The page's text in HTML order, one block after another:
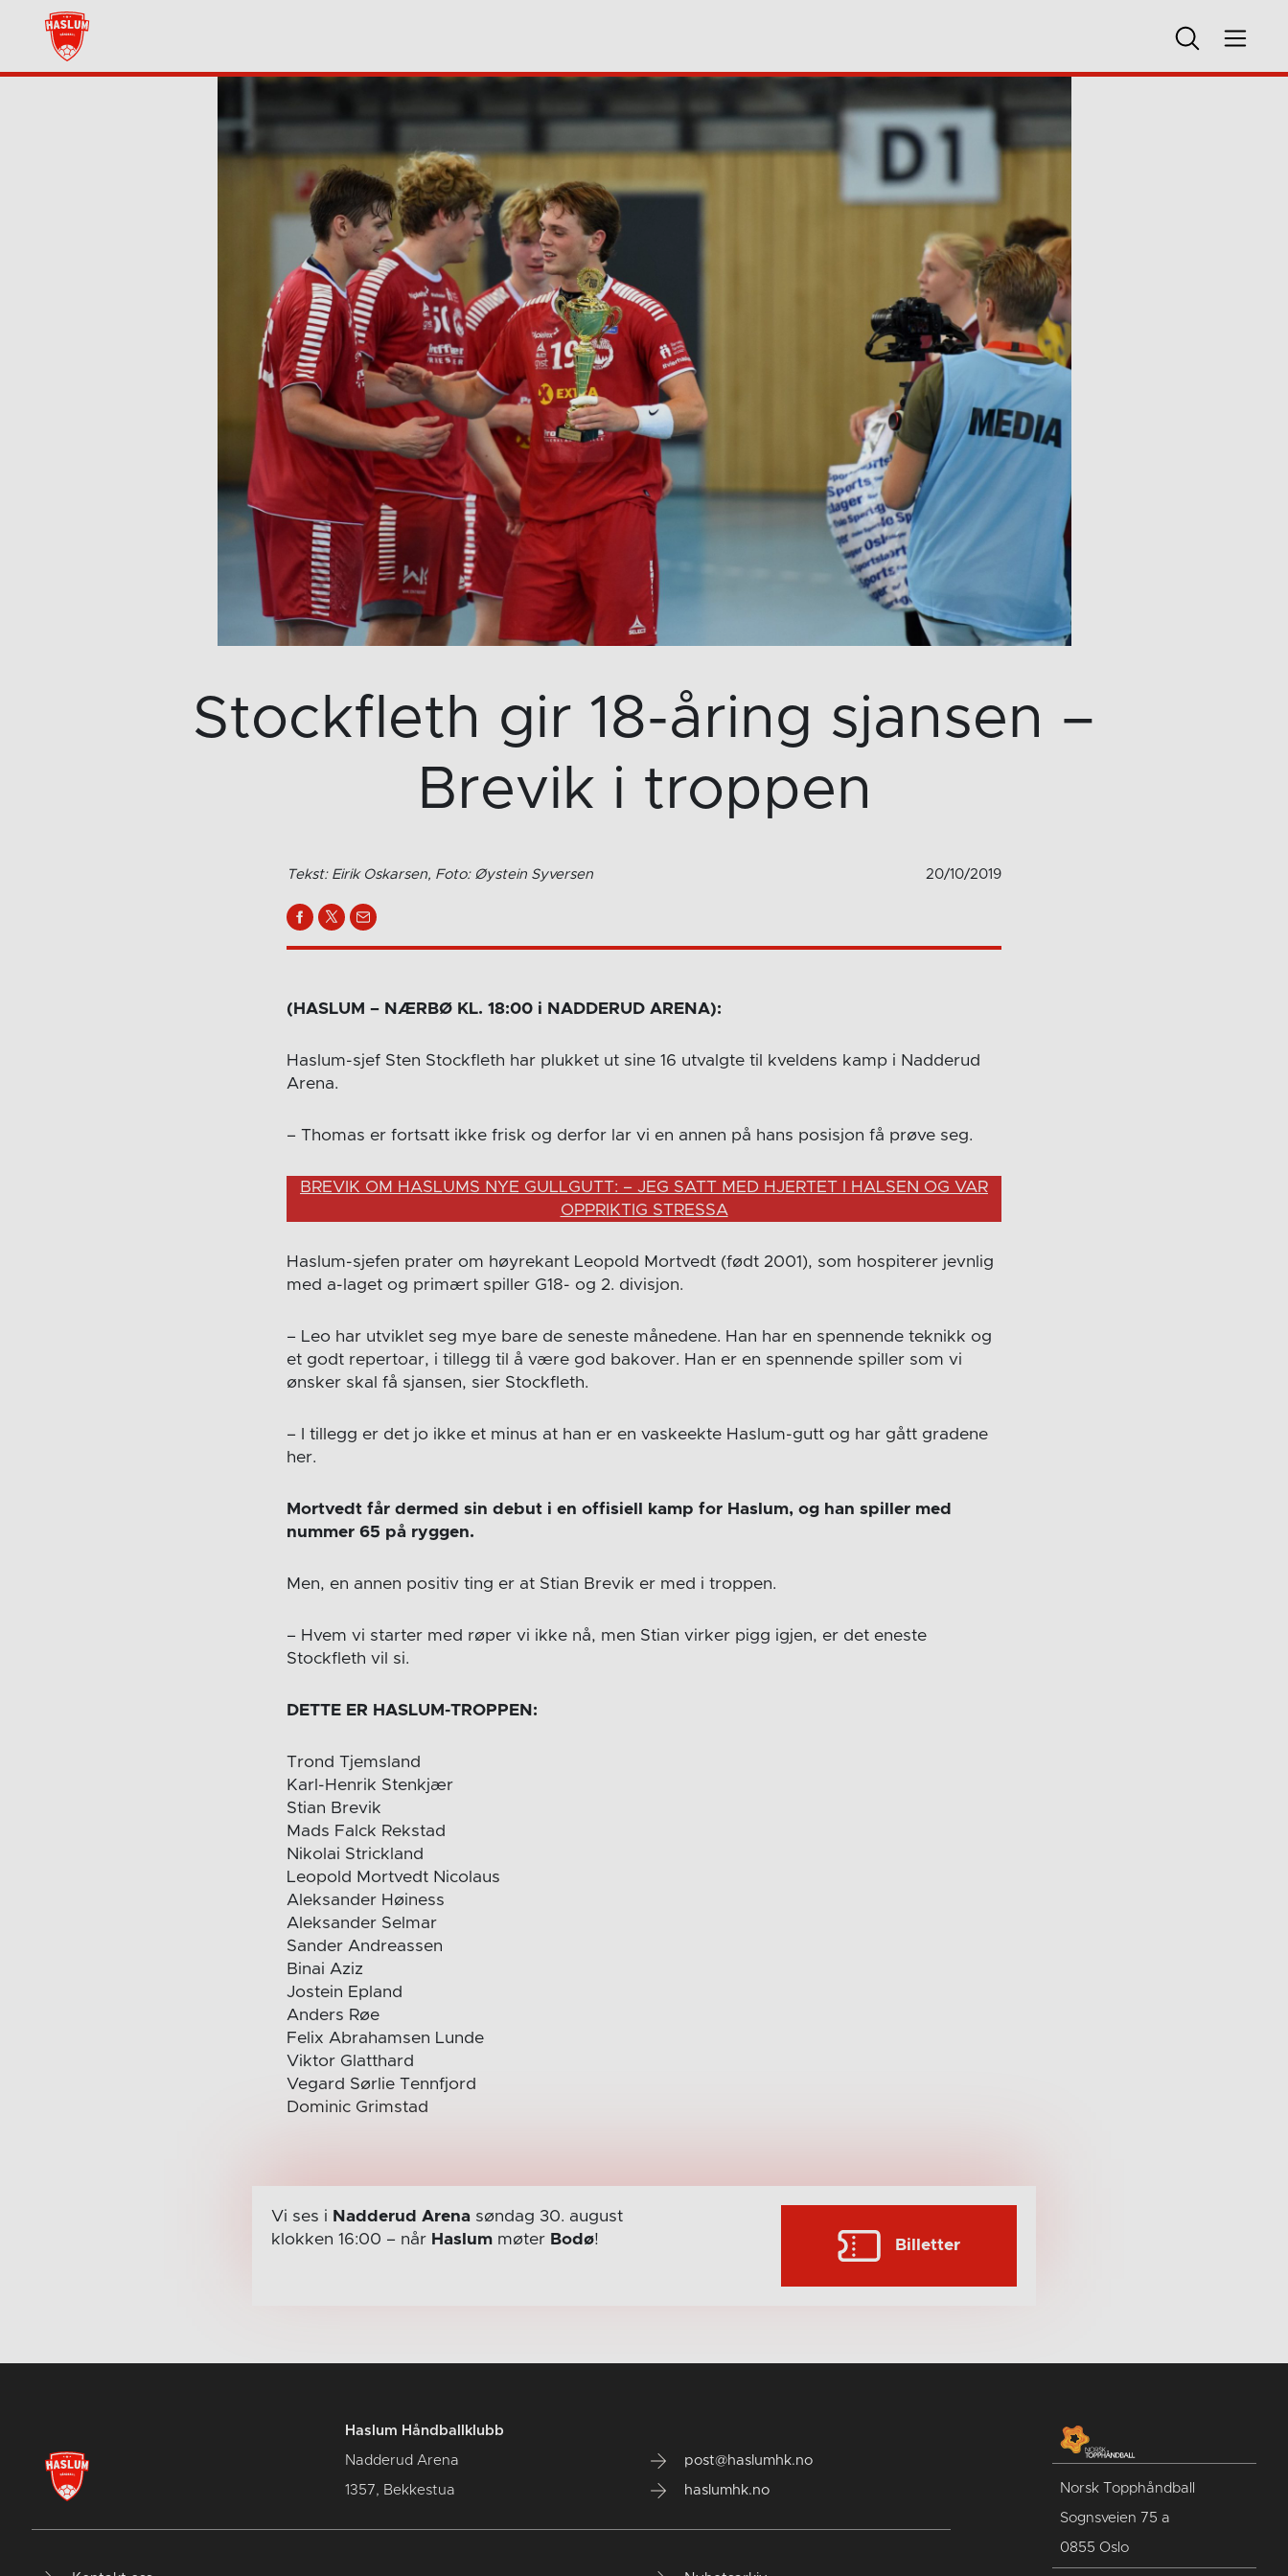
Stockfleth gir 18-åring sjansen –
Brevik i troppen
Tekst: Eirik Oskarsen, Foto: Øystein Syversen 20/10/2019
(HASLUM – NÆRBØ KL. 18:00 i NADDERUD ARENA):
Haslum-sjef Sten Stockfleth har plukket ut sine 16 utvalgte til kveldens kamp i Nadderud
Arena.
– Thomas er fortsatt ikke frisk og derfor lar vi en annen på hans posisjon få prøve seg.
BREVIK OM HASLUMS NYE GULLGUTT: – JEG SATT MED HJERTET I HALSEN OG VAR
OPPRIKTIG STRESSA
Haslum-sjefen prater om høyrekant Leopold Mortvedt (født 2001), som hospiterer jevnlig
med a-laget og primært spiller G18- og 2. divisjon.
– Leo har utviklet seg mye bare de seneste månedene. Han har en spennende teknikk og
et godt repertoar, i tillegg til å være god bakover. Han er en spennende spiller som vi
ønsker skal få sjansen, sier Stockfleth.
– I tillegg er det jo ikke et minus at han er en vaskeekte Haslum-gutt og har gått gradene
her.
Mortvedt får dermed sin debut i en offisiell kamp for Haslum, og han spiller med
nummer 65 på ryggen.
Men, en annen positiv ting er at Stian Brevik er med i troppen.
– Hvem vi starter med røper vi ikke nå, men Stian virker pigg igjen, er det eneste
Stockfleth vil si.
DETTE ER HASLUM-TROPPEN:
Trond Tjemsland
Karl-Henrik Stenkjær
Stian Brevik
Mads Falck Rekstad
Nikolai Strickland
Leopold Mortvedt Nicolaus
Aleksander Høiness
Aleksander Selmar
Sander Andreassen
Binai Aziz
Jostein Epland
Anders Røe
Felix Abrahamsen Lunde
Viktor Glatthard
Vegard Sørlie Tennfjord
Dominic Grimstad
Vi ses i Nadderud Arenasøndag 30. august
klokken 16:00 – når Haslummøter Bodø! Billetter
Haslum Håndballklubb
Nadderud Arena
1357, Bekkestua
post@haslumhk.no
haslumhk.no Norsk Topphåndball
Sognsveien 75 a
0855 Oslo